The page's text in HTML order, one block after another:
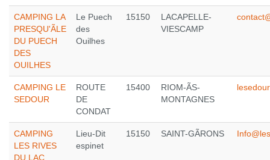
CAMPING LA
PRESQU'ÃLE
DU PUECH
DES
OUILHES
Le Puech
des
Ouilhes
15150
LACAPELLE-
VIESCAMP
CAMPING LE
SEDOUR
ROUTE
DE
CONDAT
15400
RIOM-ÃS-
MONTAGNES
CAMPING
LES RIVES
DU LAC
Lieu-Dit
espinet
15150 SAINT-GÃRONS